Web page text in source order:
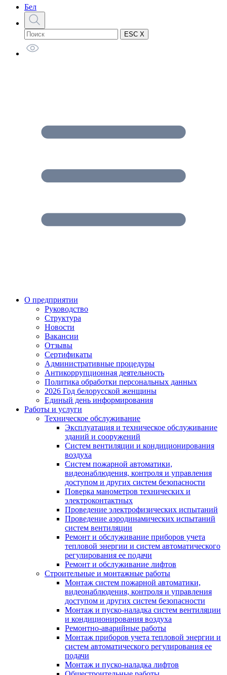
Бел
ESC X
О предприятии
Руководство
Структура
Новости
Вакансии
Отзывы
Сертификаты
Административные процедуры
Антикоррупционная деятельность
Политика обработки персональных данных
2026 Год белорусской женщины
Единый день информирования
Работы и услуги
Техническое обслуживание
Эксплуатация и техническое обслуживание
зданий и сооружений
Систем вентиляции и кондиционирования
воздуха
Систем пожарной автоматики,
видеонаблюдения, контроля и управления
доступом и других систем безопасности
Поверка манометров технических и
электроконтактных
Проведение электрофизических испытаний
Проведение аэродинамических испытаний
систем вентиляции
Ремонт и обслуживание приборов учета
тепловой энергии и систем автоматического
регулирования ее подачи
Ремонт и обслуживание лифтов
Строительные и монтажные работы
Монтаж систем пожарной автоматики,
видеонаблюдения, контроля и управления
доступом и других систем безопасности
Монтаж и пуско-наладка систем вентиляции
и кондиционирования воздуха
Ремонтно-аварийные работы
Монтаж приборов учета тепловой энергии и
систем автоматического регулирования ее
подачи
Монтаж и пуско-наладка лифтов